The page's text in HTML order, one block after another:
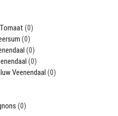
(0)
(0)
(0)
(0)
Veenendaal (0)
(0)